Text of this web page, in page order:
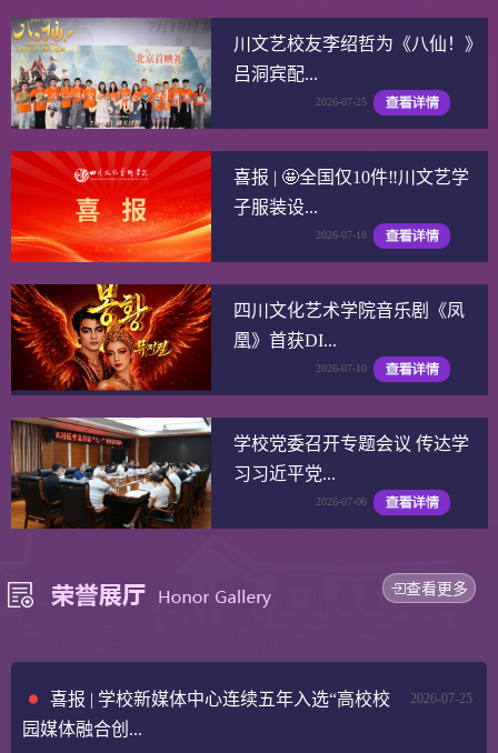
川文艺校友李绍哲为《八仙！》
吕洞宾配...
2026-07-25
喜报 | 🤩全国仅10件‼️川文艺学
子服装设...
2026-07-18
四川文化艺术学院音乐剧《凤
凰》首获DI...
2026-07-10
学校党委召开专题会议 传达学
习习近平党...
2026-07-06
查看更多
2026-07-25
喜报 | 学校新媒体中心连续五年入选“高校校
园媒体融合创...